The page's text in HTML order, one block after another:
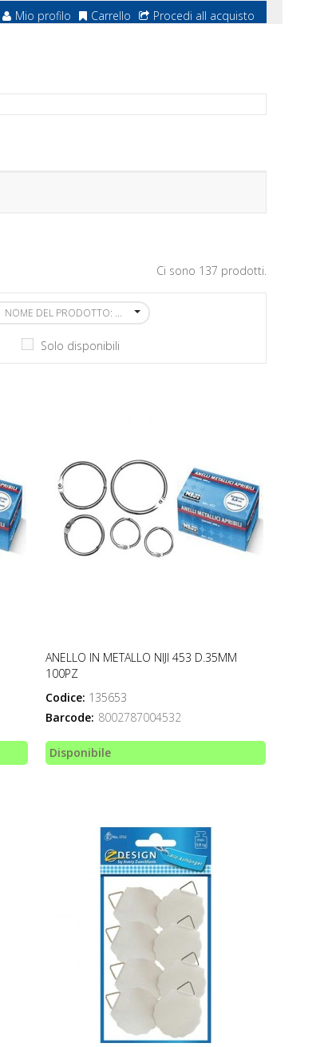
Mio profilo Carrello Procedi all acquisto
Ci sono 137 prodotti.
NOME DEL PRODOTTO: DALLA A ALLA Z
Solo disponibili
ANELLO IN METALLO NIJI 453 D.35MM
100PZ
Codice: 135653
Barcode: 8002787004532
Disponibile